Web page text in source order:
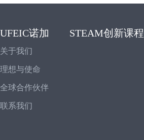
UFEIC诺加
关于我们
理想与使命
全球合作伙伴
联系我们
STEAM创新课程